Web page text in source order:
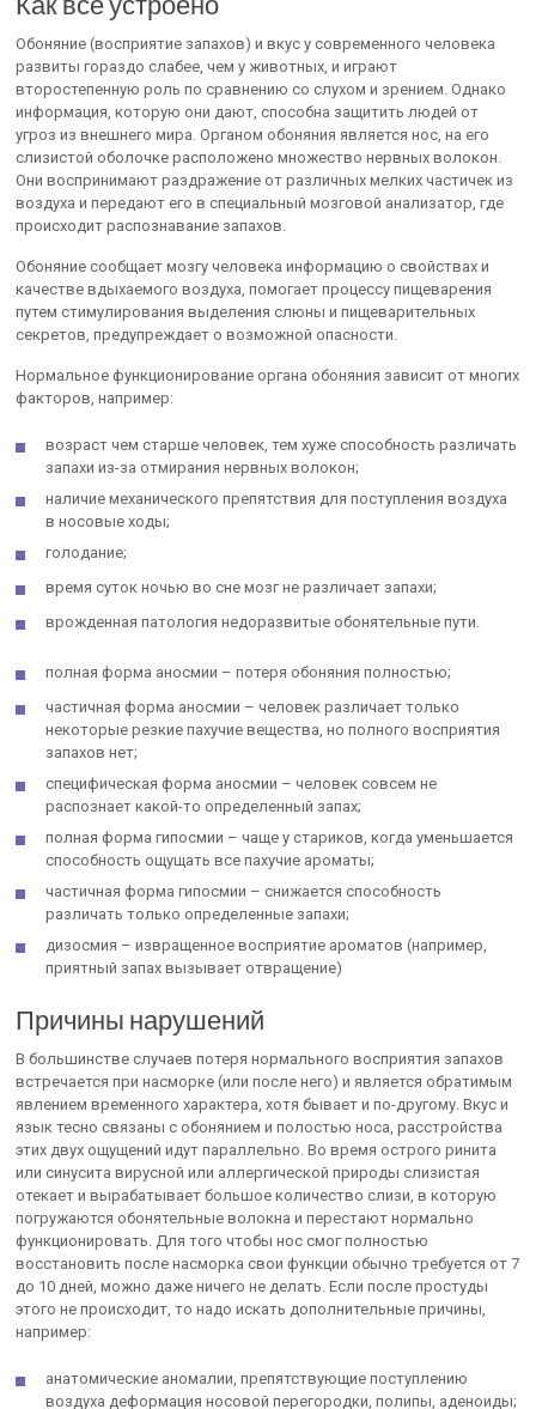
Обоняние (восприятие запахов) и вкус у современного человека
развиты гораздо слабее, чем у животных, и играют
второстепенную роль по сравнению со слухом и зрением. Однако
информация, которую они дают, способна защитить людей от
угроз из внешнего мира. Органом обоняния является нос, на его
слизистой оболочке расположено множество нервных волокон.
Они воспринимают раздражение от различных мелких частичек из
воздуха и передают его в специальный мозговой анализатор, где
происходит распознавание запахов.
Обоняние сообщает мозгу человека информацию о свойствах и
качестве вдыхаемого воздуха, помогает процессу пищеварения
путем стимулирования выделения слюны и пищеварительных
секретов, предупреждает о возможной опасности.
Нормальное функционирование органа обоняния зависит от многих
факторов, например:
возраст чем старше человек, тем хуже способность различать
запахи из-за отмирания нервных волокон;
наличие механического препятствия для поступления воздуха
в носовые ходы;
голодание;
время суток ночью во сне мозг не различает запахи;
врожденная патология недоразвитые обонятельные пути.
полная форма аносмии – потеря обоняния полностью;
частичная форма аносмии – человек различает только
некоторые резкие пахучие вещества, но полного восприятия
запахов нет;
специфическая форма аносмии – человек совсем не
распознает какой-то определенный запах;
полная форма гипосмии – чаще у стариков, когда уменьшается
способность ощущать все пахучие ароматы;
частичная форма гипосмии – снижается способность
различать только определенные запахи;
дизосмия – извращенное восприятие ароматов (например,
приятный запах вызывает отвращение)
Причины нарушений
В большинстве случаев потеря нормального восприятия запахов
встречается при насморке (или после него) и является обратимым
явлением временного характера, хотя бывает и по-другому. Вкус и
язык тесно связаны с обонянием и полостью носа, расстройства
этих двух ощущений идут параллельно. Во время острого ринита
или синусита вирусной или аллергической природы слизистая
отекает и вырабатывает большое количество слизи, в которую
погружаются обонятельные волокна и перестают нормально
функционировать. Для того чтобы нос смог полностью
восстановить после насморка свои функции обычно требуется от 7
до 10 дней, можно даже ничего не делать. Если после простуды
этого не происходит, то надо искать дополнительные причины,
например:
анатомические аномалии, препятствующие поступлению
воздуха деформация носовой перегородки, полипы, аденоиды;